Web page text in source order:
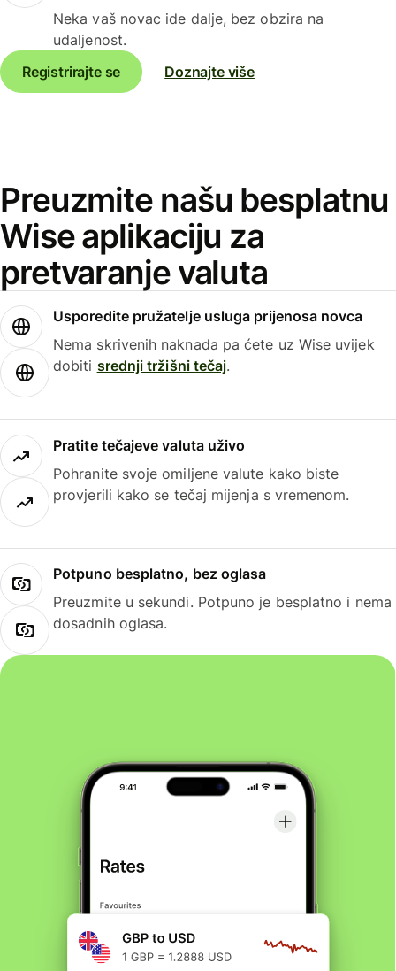
Neka vaš novac ide dalje, bez obzira na
udaljenost.
Registrirajte se
Doznajte više
Preuzmite našu besplatnu
Wise aplikaciju za
pretvaranje valuta
Usporedite pružatelje usluga prijenosa novca
Nema skrivenih naknada pa ćete uz Wise uvijek
dobiti srednji tržišni tečaj.
Pratite tečajeve valuta uživo
Pohranite svoje omiljene valute kako biste
provjerili kako se tečaj mijenja s vremenom.
Potpuno besplatno, bez oglasa
Preuzmite u sekundi. Potpuno je besplatno i nema
dosadnih oglasa.